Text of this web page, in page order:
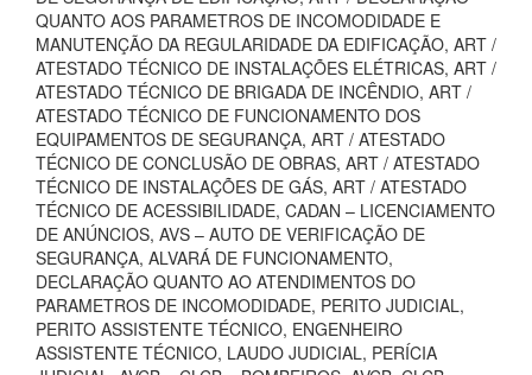
QUANTO AOS PARAMETROS DE INCOMODIDADE E
MANUTENÇÃO DA REGULARIDADE DA EDIFICAÇÃO, ART /
ATESTADO TÉCNICO DE INSTALAÇÕES ELÉTRICAS, ART /
ATESTADO TÉCNICO DE BRIGADA DE INCÊNDIO, ART /
ATESTADO TÉCNICO DE FUNCIONAMENTO DOS
EQUIPAMENTOS DE SEGURANÇA, ART / ATESTADO
TÉCNICO DE CONCLUSÃO DE OBRAS, ART / ATESTADO
TÉCNICO DE INSTALAÇÕES DE GÁS, ART / ATESTADO
TÉCNICO DE ACESSIBILIDADE, CADAN – LICENCIAMENTO
DE ANÚNCIOS, AVS – AUTO DE VERIFICAÇÃO DE
SEGURANÇA, ALVARÁ DE FUNCIONAMENTO,
DECLARAÇÃO QUANTO AO ATENDIMENTOS DO
PARAMETROS DE INCOMODIDADE, PERITO JUDICIAL,
PERITO ASSISTENTE TÉCNICO, ENGENHEIRO
ASSISTENTE TÉCNICO, LAUDO JUDICIAL, PERÍCIA